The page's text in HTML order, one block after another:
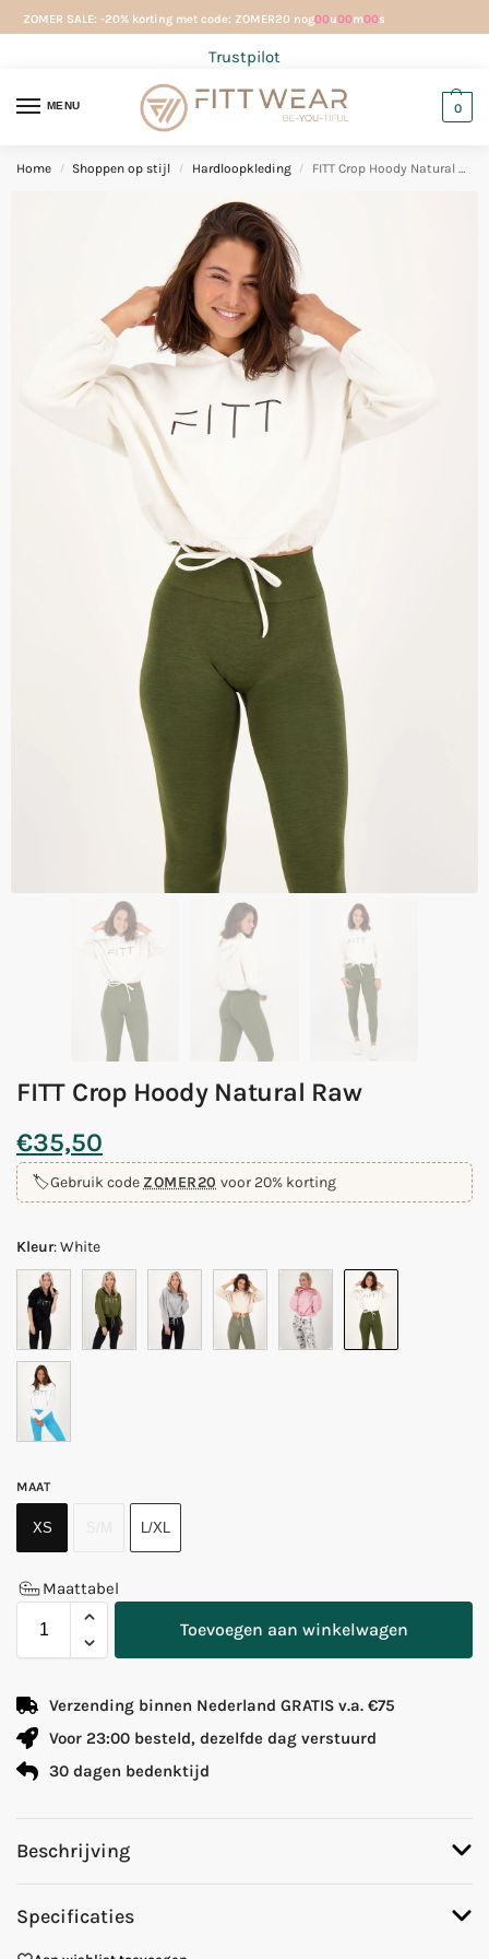
ZOMER SALE: -20% korting met code: ZOMER20 nog00u00m00s
Trustpilot
MENU 0
Home / Shoppen op stijl / Hardloopkleding / FITT Crop Hoody Natural Raw
FITT Crop Hoody Natural Raw
€35,50
🏷️Gebruik code ZOMER20 voor 20% korting
Kleur:White
MAAT
XS L/XL
Maattabel
Toevoegen aan winkelwagen
Verzending binnen Nederland GRATIS v.a. €75
Voor 23:00 besteld, dezelfde dag verstuurd
30 dagen bedenktijd
Beschrijving
Specificaties